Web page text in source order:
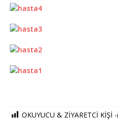
OKUYUCU & ZİYARETCİ KİŞİ